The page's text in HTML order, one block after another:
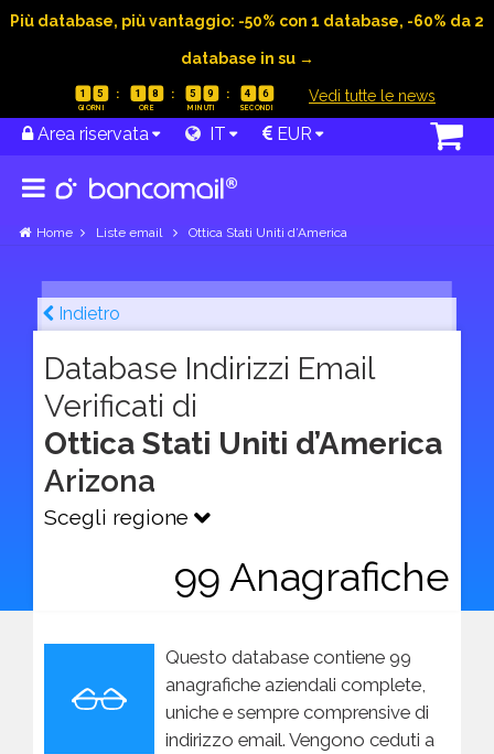
Più database, più vantaggio: -50% con 1 database, -60% da 2
database in su →
1 5 1 8 5 9 4 5 Vedi tutte le news
Area riservata IT EUR
Home Liste email Ottica Stati Uniti d’America
Indietro
Database Indirizzi Email
Verificati di
Ottica Stati Uniti d’America
Arizona
Scegli regione
99 Anagrafiche
Questo database contiene 99
anagrafiche aziendali complete,
uniche e sempre comprensive di
indirizzo email. Vengono ceduti a